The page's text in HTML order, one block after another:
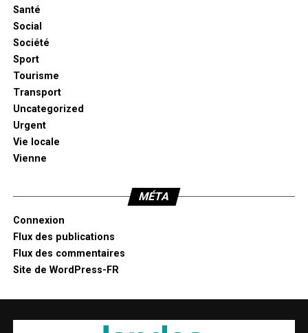
Santé
Social
Société
Sport
Tourisme
Transport
Uncategorized
Urgent
Vie locale
Vienne
MÉTA
Connexion
Flux des publications
Flux des commentaires
Site de WordPress-FR